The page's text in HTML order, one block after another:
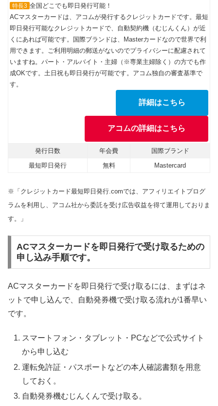
特長3 全国どこでも即日発行可能！
ACマスターカードは、アコムが発行するクレジットカードです。最短
即日発行可能なクレジットカードで、自動契約機（むじんくん）が近
くにあれば可能です。国際ブランドは、Masterカードなので世界で利
用できます。ご利用明細の郵送がないのでプライバシーに配慮されて
いますね。パート・アルバイト・主婦（※専業主婦除く）の方でも作
成OKです。土日祝も即日発行が可能です。アコム独自の審査基準で
す。
詳細はこちら
アコムの詳細はこちら
発行日数 年会費
国際ブランド
最短即日発行
無料 Mastercard
※「クレジットカード最短即日発行.comでは、アフィリエイトプログ
ラムを利用し、アコム社から委託を受け広告収益を得て運用しておりま
す。」
ACマスターカードを即日発行で受け取るための
申し込み手順です。
ACマスターカードを即日発行で受け取るには、まずはネ
ットで申し込んで、自動発券機で受け取る流れが1番早い
です。
スマートフォン・タブレット・PCなどで公式サイト
から申し込む
運転免許証・パスポートなどの本人確認書類を用意
しておく。
自動発券機むじんくんで受け取る。